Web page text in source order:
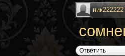
ник222222
Ответить